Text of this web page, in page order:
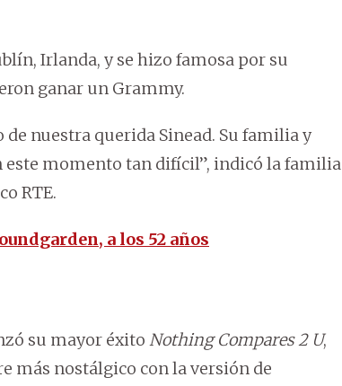
Irlanda, y se hizo famosa por su
ganar un Grammy.
nuestra querida Sinead. Su familia y
este momento tan difícil”, indicó la familia
RTE.
a los 52 años
su mayor éxito Nothing Compares 2 U,
más nostálgico con la versión de